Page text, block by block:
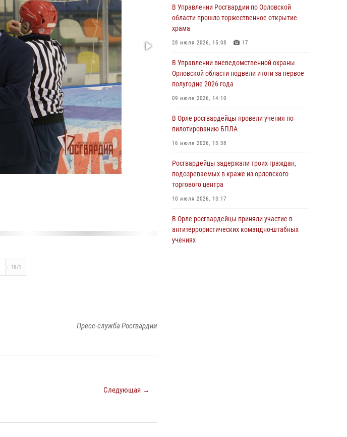
1871
Пресс-служба Росгвардии
Следующая →
03 августа 2026, 14:23
В Орле росгвардейцы приняли участие в
учениях на избирательном участке
Жительница Мценска сдала в Росгвардию
незарегистрированное ружьё
31 июля 2026, 13:16
Сотрудники Росгвардии пресекли дебош в
орловском кафе
30 июля 2026, 14:27
Росгвардейцы проверили
антитеррористическую защищённость
детских лагерей «Мечта» и «Лесной»
30 июля 2026, 14:22
В Управлении Росгвардии по Орловской
области прошло торжественное открытие
храма
28 июля 2026, 15:08 17
В Управлении вневедомственной охраны
Орловской области подвели итоги за первое
полугодие 2026 года
09 июля 2026, 14:10
В Орле росгвардейцы провели учения по
пилотированию БПЛА
16 июля 2026, 13:38
Росгвардейцы задержали троих граждан,
подозреваемых в краже из орловского
торгового центра
10 июля 2026, 13:17
В Орле росгвардейцы приняли участие в
антитеррористических командно-штабных
учениях